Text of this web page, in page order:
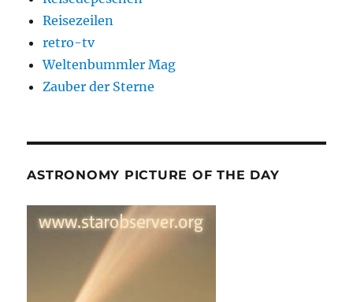
Reisezeilen
retro-tv
Weltenbummler Mag
Zauber der Sterne
ASTRONOMY PICTURE OF THE DAY